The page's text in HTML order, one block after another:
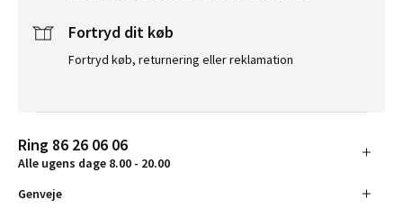
Fortryd dit køb
Fortryd køb, returnering eller reklamation
Ring 86 26 06 06
Alle ugens dage 8.00 - 20.00
Genveje